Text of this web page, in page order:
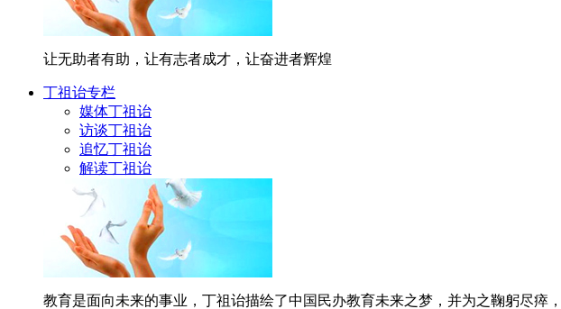
让无助者有助，让有志者成才，让奋进者辉煌
丁祖诒专栏
媒体丁祖诒
访谈丁祖诒
追忆丁祖诒
解读丁祖诒
教育是面向未来的事业，丁祖诒描绘了中国民办教育未来之梦，并为之鞠躬尽瘁